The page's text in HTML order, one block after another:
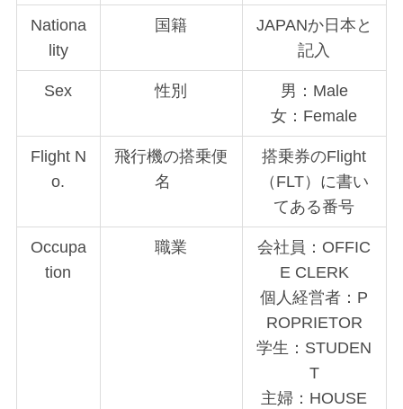
Nationa
lity
国籍
JAPANか日本と
記入
Sex 性別
男：Male
女：Female
Flight N
o.
飛行機の搭乗便
名
搭乗券のFlight
（FLT）に書い
てある番号
Occupa
tion
職業
会社員：OFFIC
E CLERK
個人経営者：P
ROPRIETOR
学生：STUDEN
T
主婦：HOUSE